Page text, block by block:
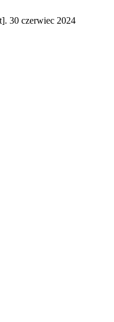
30 czerwiec 2024